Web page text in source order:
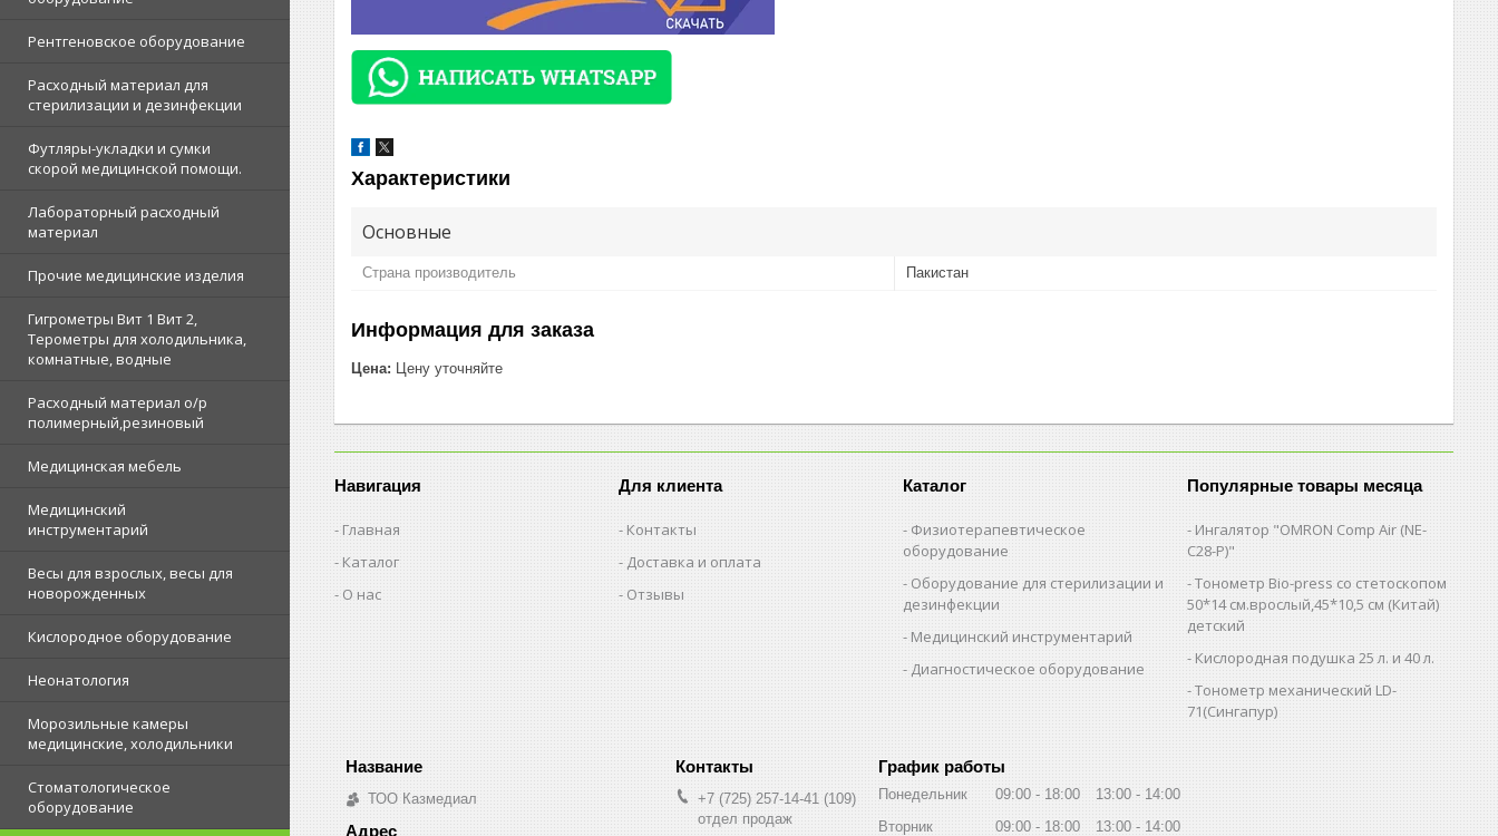
Рентгеновское оборудование
Расходный материал для
стерилизации и дезинфекции
Футляры-укладки и сумки
скорой медицинской помощи.
Лабораторный расходный
материал
Прочие медицинские изделия
Гигрометры Вит 1 Вит 2,
Терометры для холодильника,
комнатные, водные
Расходный материал о/р
полимерный,резиновый
Медицинская мебель
Медицинский
инструментарий
Весы для взрослых, весы для
новорожденных
Кислородное оборудование
Неонатология
Морозильные камеры
медицинские, холодильники
Стоматологическое
оборудование
Характеристики
Основные
Страна производитель Пакистан
Информация для заказа
Цена: Цену уточняйте
Навигация
Главная
Каталог
О нас
Для клиента
Контакты
Доставка и оплата
Отзывы
Каталог
Физиотерапевтическое
оборудование
Оборудование для стерилизации и
дезинфекции
Медицинский инструментарий
Диагностическое оборудование
Популярные товары месяца
Ингалятор "OMRON Comp Air (NE-
C28-Р)"
Тонометр Bio-press со стетоскопом
50*14 см.врослый,45*10,5 см (Китай)
детский
Кислородная подушка 25 л. и 40 л.
Тонометр механический LD-
71(Сингапур)
ТОО Казмедиал +7 (725) 257-14-41
109
отдел продаж
График работы
Понедельник 09:00 18:00 13:00
14:00
Вторник
09:00 18:00 13:00
14:00